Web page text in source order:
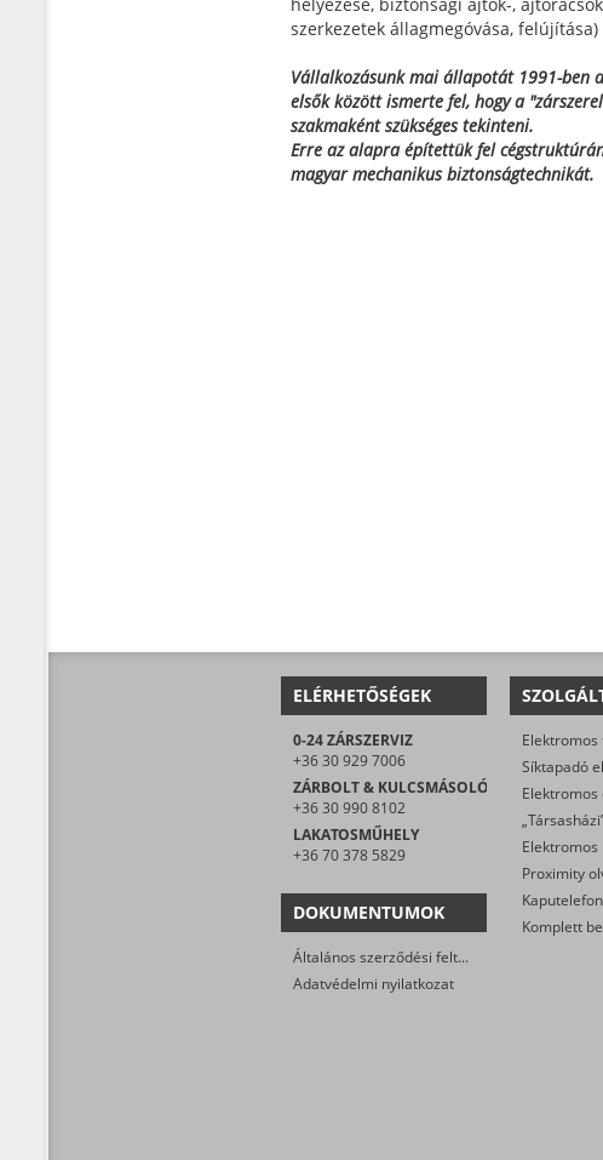
helyezése, biztonsági ajtók-,
szerkezetek állagmegóvása, felújítása)
Vállalkozásunk mai állapotát 1991-ben
elsők között ismerte fel, hogy a
szakmaként szükséges tekinteni.
Erre az alapra építettük fel
magyar mechanikus biztonságtechnikát.
ELÉRHETŐSÉGEK
0-24 ZÁRSZERVIZ
+36 30 929 7006
ZÁRBOLT & KULCSMÁSOLÓ
+36 30 990 8102
LAKATOSMŰHELY
+36 70 378 5829
DOKUMENTUMOK
Általános szerződési feltételek
Adatvédelmi nyilatkozat